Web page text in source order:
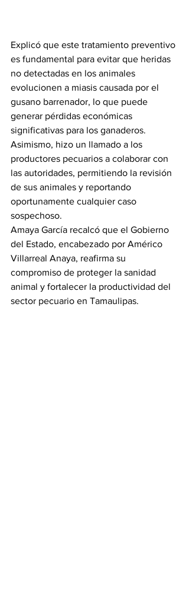
Explicó que este tratamiento preventivo
es fundamental para evitar que heridas
no detectadas en los animales
evolucionen a miasis causada por el
gusano barrenador, lo que puede
generar pérdidas económicas
significativas para los ganaderos.
Asimismo, hizo un llamado a los
productores pecuarios a colaborar con
las autoridades, permitiendo la revisión
de sus animales y reportando
oportunamente cualquier caso
sospechoso.
Amaya García recalcó que el Gobierno
del Estado, encabezado por Américo
Villarreal Anaya, reafirma su
compromiso de proteger la sanidad
animal y fortalecer la productividad del
sector pecuario en Tamaulipas.